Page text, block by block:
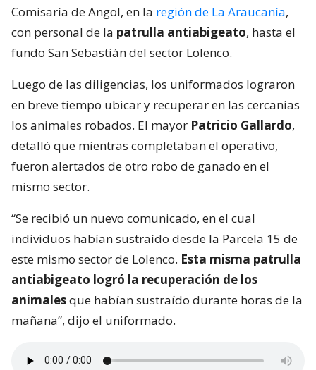
Comisaría de Angol, en la región de La Araucanía,
con personal de la patrulla antiabigeato, hasta el
fundo San Sebastián del sector Lolenco.
Luego de las diligencias, los uniformados lograron
en breve tiempo ubicar y recuperar en las cercanías
los animales robados. El mayor Patricio Gallardo,
detalló que mientras completaban el operativo,
fueron alertados de otro robo de ganado en el
mismo sector.
“Se recibió un nuevo comunicado, en el cual
individuos habían sustraído desde la Parcela 15 de
este mismo sector de Lolenco. Esta misma patrulla
antiabigeato logró la recuperación de los
animalesque habían sustraído durante horas de la
mañana”, dijo el uniformado.